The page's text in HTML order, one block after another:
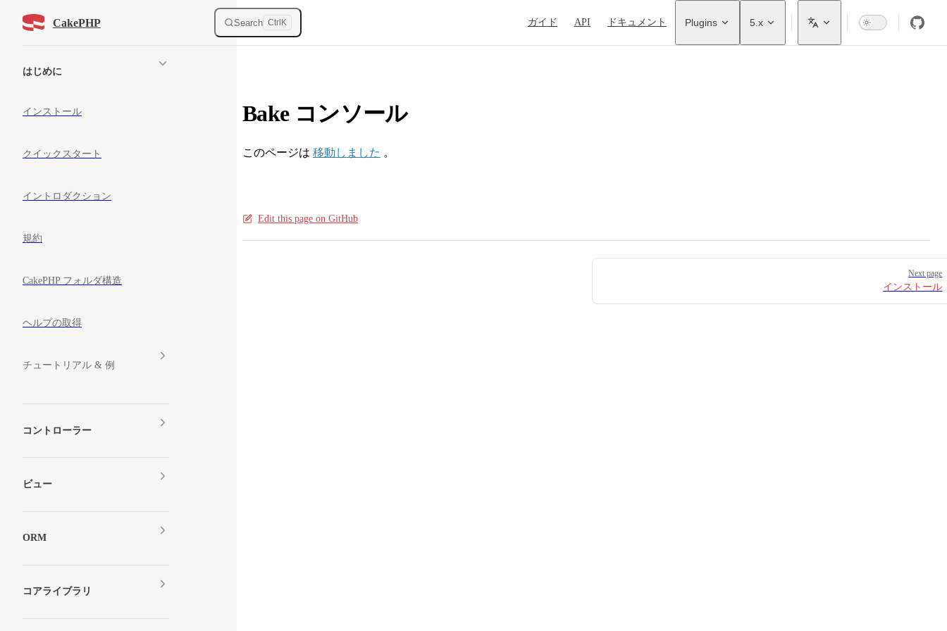
Skip to contentCakePHP Search Ctrl K ガイド API ドキュメント Plugins 5.x
はじめに
インストール
クイックスタート
イントロダクション
規約
CakePHP フォルダ構造
ヘルプの取得
チュートリアル & 例
コントローラー
ビュー
ORM
コアライブラリ
Bake コンソール
このページは 移動しました 。
Edit this page on GitHub
Next page
インストール